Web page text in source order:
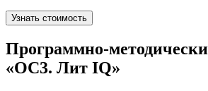
Узнать стоимость
Программно-
«ОС3. Лит IQ»